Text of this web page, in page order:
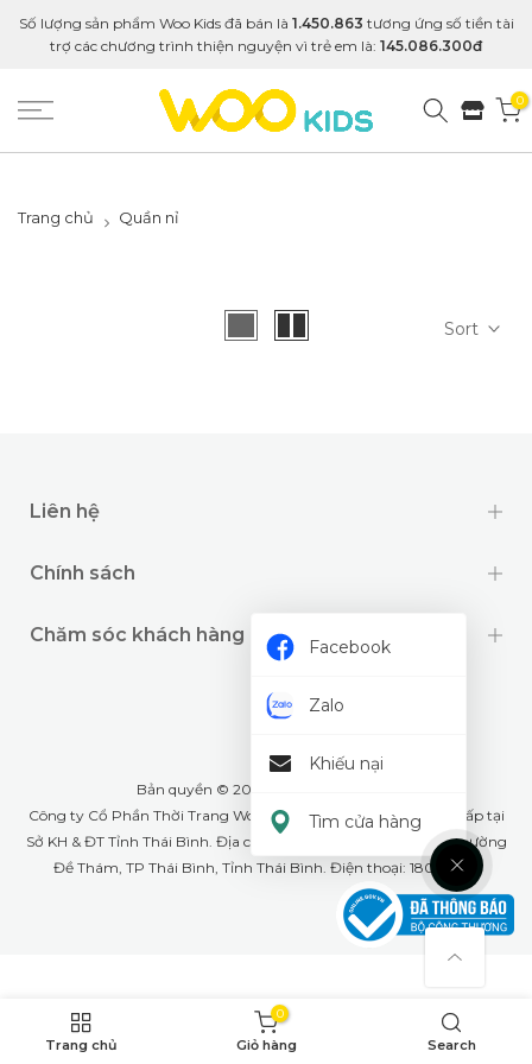
Số lượng sản phẩm Woo Kids đã bán là 1.450.863 tương ứng số tiền tài
trợ các chương trình thiện nguyện vì trẻ em là: 145.086.300đ
0
Trang chủ Quần nỉ
Sort
Liên hệ
Chính sách
Chăm sóc khách hàng
Bản quyền © 2024 thuộc về
Công ty Cổ Phần Thời Trang Woo Kids- GPĐKKD: 1001268555 cấp tại
Sở KH & ĐT Tỉnh Thái Bình. Địa chỉ văn phòng: Số 79A Lê Lợi, phường
Đề Thám, TP Thái Bình, Tỉnh Thái Bình. Điện thoại: 18008226
Facebook
Zalo
Khiếu nại
Tìm cửa hàng
Trang chủ
0
Giỏ hàng Search